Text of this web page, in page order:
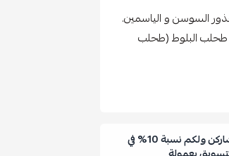
السوسن و الياسمين.
طحلب البلوط (طحلب
شاركن ولكم نسبة 10% في